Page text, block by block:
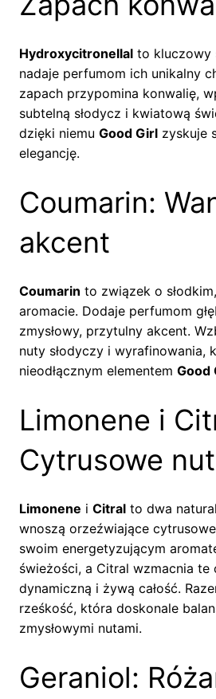
Hydroxycitronellal to kluczowy
nadaje perfumom ich unikalny
zapach przypomina konwalię,
subtelną słodycz i kwiatową
dzięki niemu Good Girl zyskuje
elegancję.
Coumarin:
akcent
Coumarin to związek o
aromacie. Dodaje perfumom
zmysłowy, przytulny akcent.
nuty słodyczy i wyrafinowania,
nieodłącznym elementem Good
Limonene i
Cytrusowe
Limonene i Citral to dwa
wnoszą orzeźwiające
swoim energetyzującym
świeżości, a Citral wzmacnia te
dynamiczną i żywą całość.
rześkość, która doskonale
zmysłowymi nutami.
Geraniol: